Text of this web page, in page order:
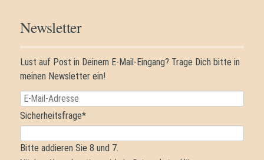
Newsletter
Lust auf Post in Deinem E-Mail-Eingang? Trage Dich bitte in
meinen Newsletter ein!
E-
Mail-
Adresse
Pflichtfeld
Sicherheitsfrage*
Bitte addieren Sie 8 und 7.